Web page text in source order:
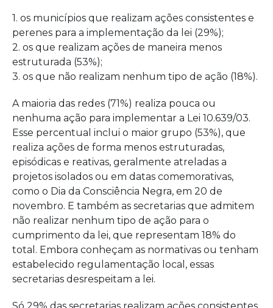
1. os municípios que realizam ações consistentes e
perenes para a implementação da lei (29%);
2. os que realizam ações de maneira menos
estruturada (53%);
3. os que não realizam nenhum tipo de ação (18%).
A maioria das redes (71%) realiza pouca ou
nenhuma ação para implementar a Lei 10.639/03.
Esse percentual inclui o maior grupo (53%), que
realiza ações de forma menos estruturadas,
episódicas e reativas, geralmente atreladas a
projetos isolados ou em datas comemorativas,
como o Dia da Consciência Negra, em 20 de
novembro. E também as secretarias que admitem
não realizar nenhum tipo de ação para o
cumprimento da lei, que representam 18% do
total. Embora conheçam as normativas ou tenham
estabelecido regulamentação local, essas
secretarias desrespeitam a lei.